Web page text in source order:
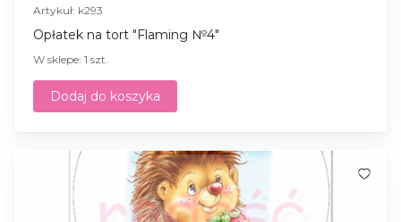
Artykuł: k293
Opłatek na tort "Flaming №4"
W sklepe: 1 szt.
Dodaj do koszyka